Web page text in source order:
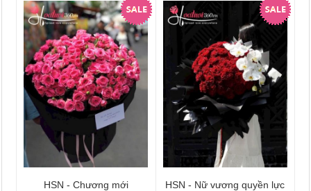
HSN - Chương mới
HSN - Nữ vương quyền lực